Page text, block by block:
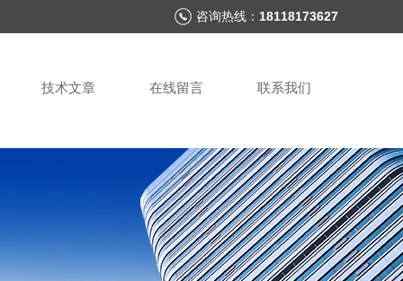
咨询热线： 18118173627
技术文章 在线留言 联系我们